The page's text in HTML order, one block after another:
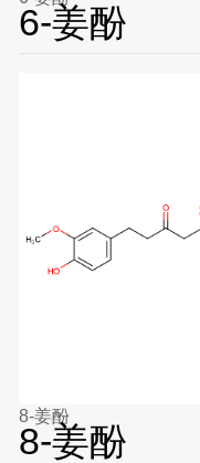
6-姜酚
8-姜酚
8-姜酚